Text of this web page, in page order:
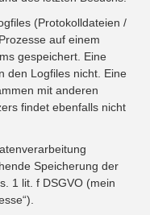
(Protokolldateien /
auf einem
gespeichert. Eine
den Logfiles nicht. Eine
mit anderen
findet ebenfalls nicht
Speicherung der
1 lit. f DSGVO (mein